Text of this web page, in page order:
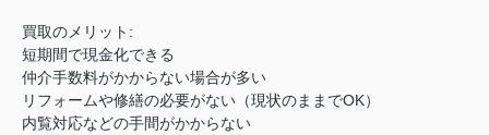
買取のメリット :
短期間で現金化できる
仲介手数料がかからない場合が多い
リフォームや修繕の必要がない（現状のままでOK）
内覧対応などの手間がかからない